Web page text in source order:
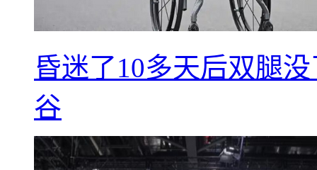
昏迷了10多天后双腿
谷